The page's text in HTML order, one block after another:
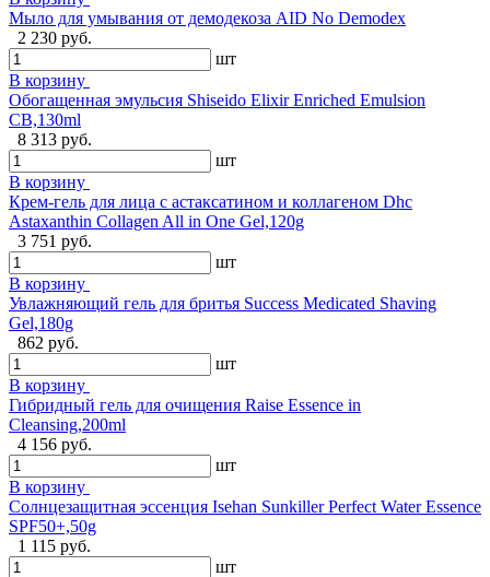
Мыло для умывания от демодекоза AID No Demodex
2 230 руб.
шт
В корзину
Обогащенная эмульсия Shiseido Elixir Enriched Emulsion
CB,130ml
8 313 руб.
шт
В корзину
Крем-гель для лица с астаксатином и коллагеном Dhc
Astaxanthin Collagen All in One Gel,120g
3 751 руб.
шт
В корзину
Увлажняющий гель для бритья Success Medicated Shaving
Gel,180g
862 руб.
шт
В корзину
Гибридный гель для очищения Raise Essence in
Cleansing,200ml
4 156 руб.
шт
В корзину
Солнцезащитная эссенция Isehan Sunkiller Perfect Water Essence
SPF50+,50g
1 115 руб.
шт